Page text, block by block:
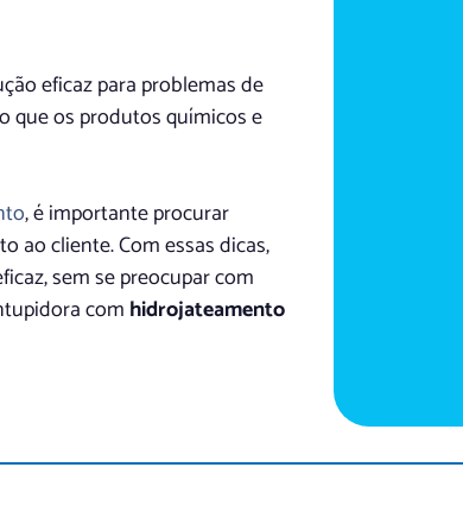
eficaz para problemas de
que os produtos químicos e
, é importante procurar
ao cliente. Com essas dicas,
sem se preocupar com
com hidrojateamento